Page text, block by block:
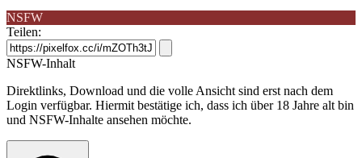
NSFW
Teilen:
NSFW-Inhalt
Direktlinks, Download und die volle Ansicht sind erst nach dem
Login verfügbar. Hiermit bestätige ich, dass ich über 18 Jahre alt bin
und NSFW-Inhalte ansehen möchte.